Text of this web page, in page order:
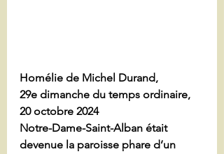
Homélie de Michel Durand,
29e dimanche du temps ordinaire,
20 octobre 2024
Notre-Dame-Saint-Alban était
devenue la paroisse phare d’un